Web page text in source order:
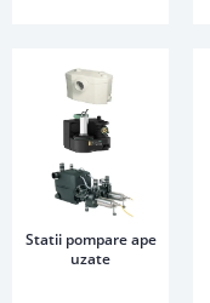
Statii pompare ape
uzate